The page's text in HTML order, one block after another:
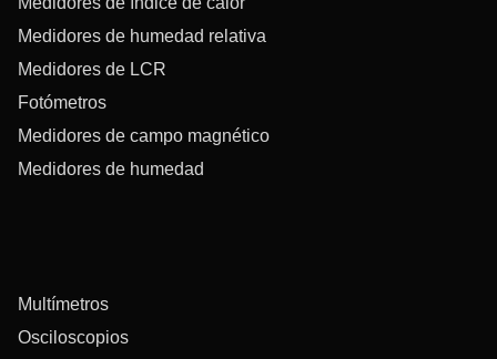
Medidores de humedad relativa
Medidores de LCR
Fotómetros
Medidores de campo magnético
Medidores de humedad
Multímetros
Osciloscopios